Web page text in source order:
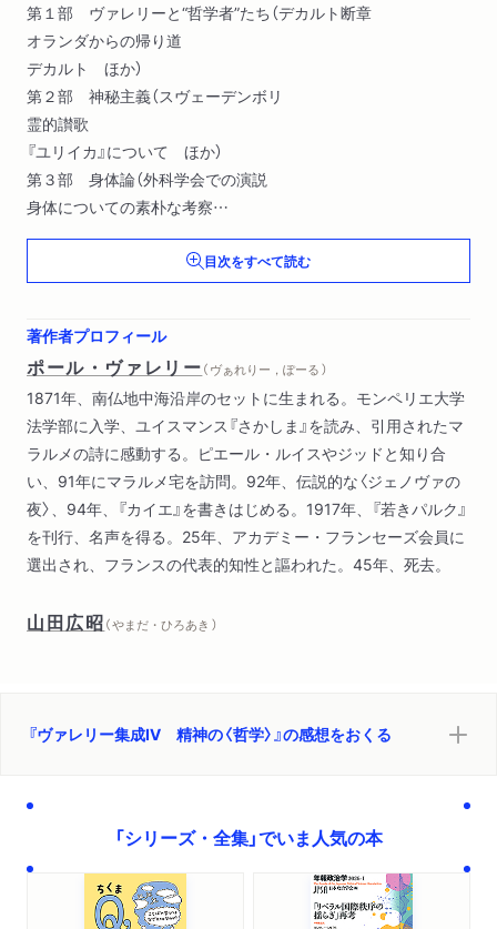
第１部 ヴァレリーと“哲学者”たち（デカルト断章
オランダからの帰り道
デカルト ほか）
第２部 神秘主義（スヴェーデンボリ
霊的讃歌
『ユリイカ』について ほか）
第３部 身体論（外科学会での演説
身体についての素朴な考察
『カイエ』より（抜粋））
目次をすべて読む
著作者プロフィール
ポール・ヴァレリー（ ヴぁれりー，ぽーる ）
1871年、南仏地中海沿岸のセットに生まれる。モンペリエ大学
法学部に入学、ユイスマンス『さかしま』を読み、引用されたマ
ラルメの詩に感動する。ピエール・ルイスやジッドと知り合
い、91年にマラルメ宅を訪問。92年、伝説的な〈ジェノヴァの
夜〉、94年、『カイエ』を書きはじめる。1917年、『若きパルク』
を刊行、名声を得る。25年、アカデミー・フランセーズ会員に
選出され、フランスの代表的知性と謳われた。45年、死去。
山田広昭（ やまだ・ひろあき ）
『ヴァレリー集成Ⅳ 精神の〈哲学〉』の感想をおくる
「シリーズ・全集」でいま人気の本